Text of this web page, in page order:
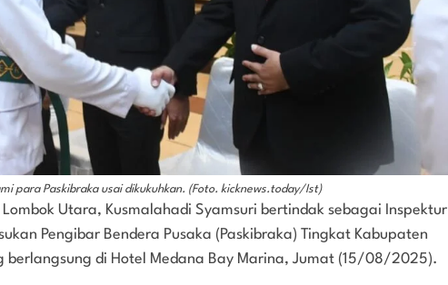
para Paskibraka usai dikukuhkan. (Foto. kicknews.today/Ist)
Utara, Kusmalahadi Syamsuri bertindak sebagai Inspektur
Pengibar Bendera Pusaka (Paskibraka) Tingkat Kabupaten
berlangsung di Hotel Medana Bay Marina, Jumat (15/08/2025).